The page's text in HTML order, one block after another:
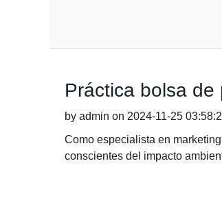
Práctica bolsa
by admin on 2024-11-25
Como especialista en
conscientes del impacto